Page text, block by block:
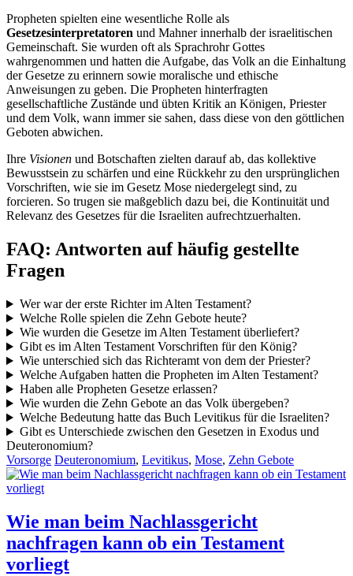
Propheten spielten eine wesentliche Rolle als
Gesetzesinterpretatoren und Mahner innerhalb der israelitischen
Gemeinschaft. Sie wurden oft als Sprachrohr Gottes
wahrgenommen und hatten die Aufgabe, das Volk an die Einhaltung
der Gesetze zu erinnern sowie moralische und ethische
Anweisungen zu geben. Die Propheten hinterfragten
gesellschaftliche Zustände und übten Kritik an Königen, Priester
und dem Volk, wann immer sie sahen, dass diese von den göttlichen
Geboten abwichen.
Ihre Visionen und Botschaften zielten darauf ab, das kollektive
Bewusstsein zu schärfen und eine Rückkehr zu den ursprünglichen
Vorschriften, wie sie im Gesetz Mose niedergelegt sind, zu
forcieren. So trugen sie maßgeblich dazu bei, die Kontinuität und
Relevanz des Gesetzes für die Israeliten aufrechtzuerhalten.
FAQ: Antworten auf häufig gestellte
Fragen
Wer war der erste Richter im Alten Testament?
Welche Rolle spielen die Zehn Gebote heute?
Wie wurden die Gesetze im Alten Testament überliefert?
Gibt es im Alten Testament Vorschriften für den König?
Wie unterschied sich das Richteramt von dem der Priester?
Welche Aufgaben hatten die Propheten im Alten Testament?
Haben alle Propheten Gesetze erlassen?
Wie wurden die Zehn Gebote an das Volk übergeben?
Welche Bedeutung hatte das Buch Levitikus für die Israeliten?
Gibt es Unterschiede zwischen den Gesetzen in Exodus und
Deuteronomium?
Vorsorge Deuteronomium, Levitikus, Mose, Zehn Gebote
Wie man beim Nachlassgericht
nachfragen kann ob ein Testament
vorliegt